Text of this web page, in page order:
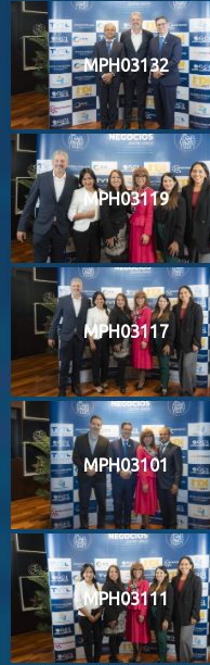
MPH03132
MPH03119
MPH03117
MPH03101
MPH03111